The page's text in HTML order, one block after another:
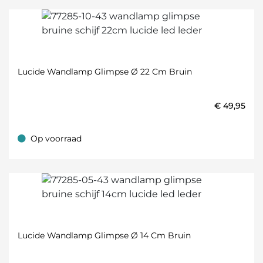
Lucide Wandlamp Glimpse Ø 22 Cm Bruin
€ 49,95
Op voorraad
Op voorraad
Lucide Wandlamp Glimpse Ø 14 Cm Bruin